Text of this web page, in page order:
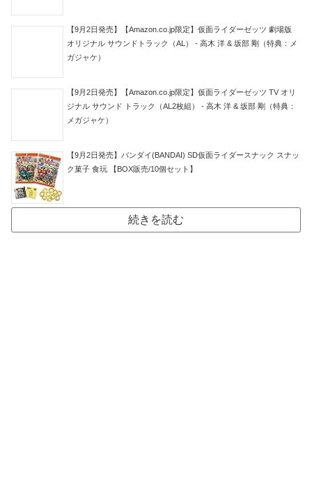
【9月2日発売】【Amazon.co.jp限定】仮面ライダーゼッツ 劇場版
オリジナル サウンドトラック（AL） - 高木 洋 & 坂部 剛（特典：メ
ガジャケ）
【9月2日発売】【Amazon.co.jp限定】仮面ライダーゼッツ TV オリ
ジナル サウンド トラック（AL2枚組） - 高木 洋 & 坂部 剛（特典：
メガジャケ）
【9月2日発売】バンダイ(BANDAI) SD仮面ライダースナック スナッ
ク菓子 食玩 【BOX販売/10個セット】
続きを読む